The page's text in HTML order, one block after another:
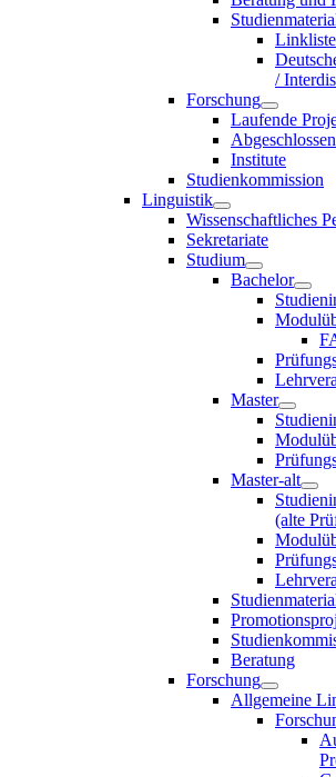
Linkliste
/
Forschung
Laufende
Institute
Studienkommission
Linguistik
Wissenschaftliches
Sekretariate
Studium
Bachelor
Master
Master-alt
(alte
Beratung
Forschung
Allgemeine